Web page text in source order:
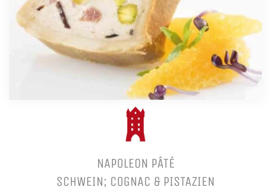
NAPOLEON PÂTÉ
SCHWEIN; COGNAC & PISTAZIEN